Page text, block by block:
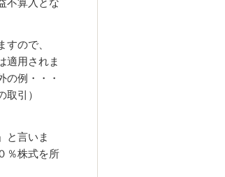
不算入 とな
ので、
適用されま
の例・・・
取引）
と言いま
％株式を所